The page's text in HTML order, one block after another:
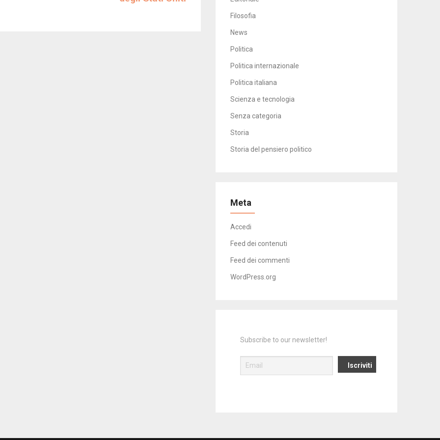
Filosofia
News
Politica
Politica internazionale
Politica italiana
Scienza e tecnologia
Senza categoria
Storia
Storia del pensiero politico
Meta
Accedi
Feed dei contenuti
Feed dei commenti
WordPress.org
Subscribe to our newsletter!